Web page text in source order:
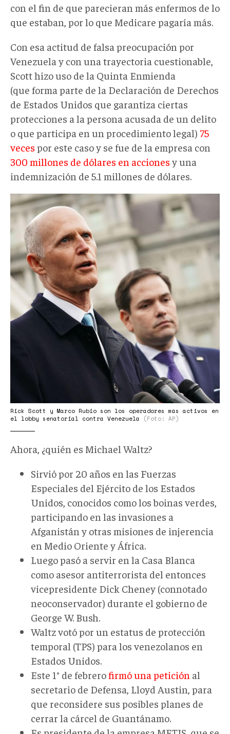
con el fin de que parecieran más enfermos de lo
que estaban, por lo que Medicare pagaría más.
Con esa actitud de falsa preocupación por
Venezuela y con una trayectoria cuestionable,
Scott hizo uso de la Quinta Enmienda
(que forma parte de la Declaración de Derechos
de Estados Unidos que garantiza ciertas
protecciones a la persona acusada de un delito
o que participa en un procedimiento legal) 75
veces por este caso y se fue de la empresa con
300 millones de dólares en acciones y una
indemnización de 5.1 millones de dólares.
Rick
Scott
y
Marco
Rubio
son
los
operadores
más
activos
lobby
Venezuela_AP.jpg
Rick Scott y Marco Rubio son los operadores más activos en
el lobby senatorial contra Venezuela
(Foto: AP)
Ahora, ¿quién es Michael Waltz?
Sirvió por 20 años en las Fuerzas
Especiales del Ejército de los Estados
Unidos, conocidos como los boinas verdes,
participando en las invasiones a
Afganistán y otras misiones de injerencia
en Medio Oriente y África.
Luego pasó a servir en la Casa Blanca
como asesor antiterrorista del entonces
vicepresidente Dick Cheney (connotado
neoconservador) durante el gobierno de
George W. Bush.
Waltz votó por un estatus de protección
temporal (TPS) para los venezolanos en
Estados Unidos.
Este 1° de febrerofirmó una petición al
secretario de Defensa, Lloyd Austin, para
que reconsidere sus posibles planes de
cerrar la cárcel de Guantánamo.